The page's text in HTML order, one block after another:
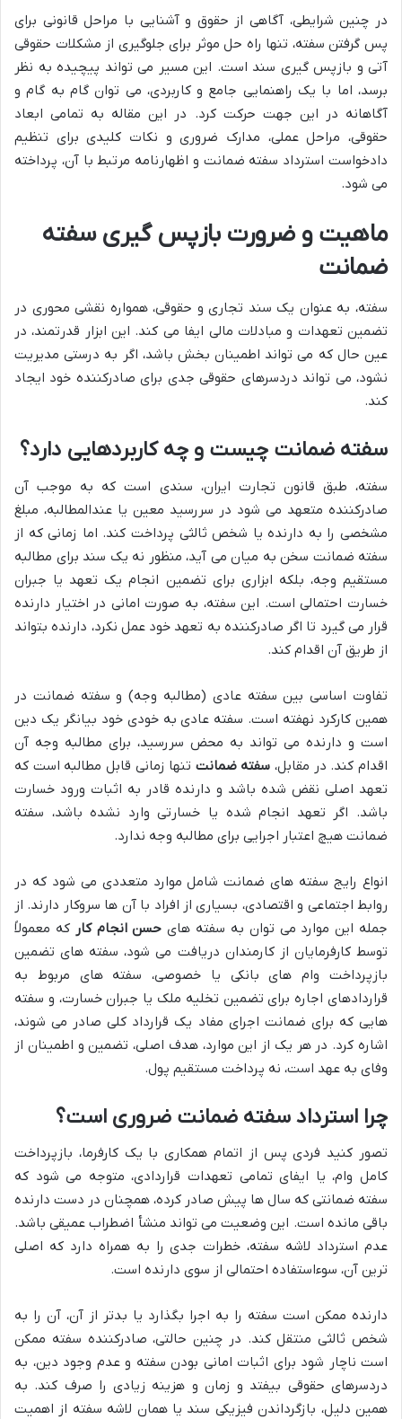
در چنین شرایطی، آگاهی از حقوق و آشنایی با مراحل قانونی برای
پس گرفتن سفته، تنها راه حل موثر برای جلوگیری از مشکلات حقوقی
آتی و بازپس گیری سند است. این مسیر می تواند پیچیده به نظر
برسد، اما با یک راهنمایی جامع و کاربردی، می توان گام به گام و
آگاهانه در این جهت حرکت کرد. در این مقاله به تمامی ابعاد
حقوقی، مراحل عملی، مدارک ضروری و نکات کلیدی برای تنظیم
دادخواست استرداد سفته ضمانت و اظهارنامه مرتبط با آن، پرداخته
می شود.
ماهیت و ضرورت بازپس گیری سفته
ضمانت
سفته، به عنوان یک سند تجاری و حقوقی، همواره نقشی محوری در
تضمین تعهدات و مبادلات مالی ایفا می کند. این ابزار قدرتمند، در
عین حال که می تواند اطمینان بخش باشد، اگر به درستی مدیریت
نشود، می تواند دردسرهای حقوقی جدی برای صادرکننده خود ایجاد
کند.
سفته ضمانت چیست و چه کاربردهایی دارد؟
سفته، طبق قانون تجارت ایران، سندی است که به موجب آن
صادرکننده متعهد می شود در سررسید معین یا عندالمطالبه، مبلغ
مشخصی را به دارنده یا شخص ثالثی پرداخت کند. اما زمانی که از
سفته ضمانت سخن به میان می آید، منظور نه یک سند برای مطالبه
مستقیم وجه، بلکه ابزاری برای تضمین انجام یک تعهد یا جبران
خسارت احتمالی است. این سفته، به صورت امانی در اختیار دارنده
قرار می گیرد تا اگر صادرکننده به تعهد خود عمل نکرد، دارنده بتواند
از طریق آن اقدام کند.
تفاوت اساسی بین سفته عادی (مطالبه وجه) و سفته ضمانت در
همین کارکرد نهفته است. سفته عادی به خودی خود بیانگر یک دین
است و دارنده می تواند به محض سررسید، برای مطالبه وجه آن
اقدام کند. در مقابل، سفته ضمانت تنها زمانی قابل مطالبه است که
تعهد اصلی نقض شده باشد و دارنده قادر به اثبات ورود خسارت
باشد. اگر تعهد انجام شده یا خسارتی وارد نشده باشد، سفته
ضمانت هیچ اعتبار اجرایی برای مطالبه وجه ندارد.
انواع رایج سفته های ضمانت شامل موارد متعددی می شود که در
روابط اجتماعی و اقتصادی، بسیاری از افراد با آن ها سروکار دارند. از
جمله این موارد می توان به سفته های حسن انجام کار که معمولاً
توسط کارفرمایان از کارمندان دریافت می شود، سفته های تضمین
بازپرداخت وام های بانکی یا خصوصی، سفته های مربوط به
قراردادهای اجاره برای تضمین تخلیه ملک یا جبران خسارت، و سفته
هایی که برای ضمانت اجرای مفاد یک قرارداد کلی صادر می شوند،
اشاره کرد. در هر یک از این موارد، هدف اصلی، تضمین و اطمینان از
وفای به عهد است، نه پرداخت مستقیم پول.
چرا استرداد سفته ضمانت ضروری است؟
تصور کنید فردی پس از اتمام همکاری با یک کارفرما، بازپرداخت
کامل وام، یا ایفای تمامی تعهدات قراردادی، متوجه می شود که
سفته ضمانتی که سال ها پیش صادر کرده، همچنان در دست دارنده
باقی مانده است. این وضعیت می تواند منشأ اضطراب عمیقی باشد.
عدم استرداد لاشه سفته، خطرات جدی را به همراه دارد که اصلی
ترین آن، سوءاستفاده احتمالی از سوی دارنده است.
دارنده ممکن است سفته را به اجرا بگذارد یا بدتر از آن، آن را به
شخص ثالثی منتقل کند. در چنین حالتی، صادرکننده سفته ممکن
است ناچار شود برای اثبات امانی بودن سفته و عدم وجود دین، به
دردسرهای حقوقی بیفتد و زمان و هزینه زیادی را صرف کند. به
همین دلیل، بازگرداندن فیزیکی سند یا همان لاشه سفته از اهمیت